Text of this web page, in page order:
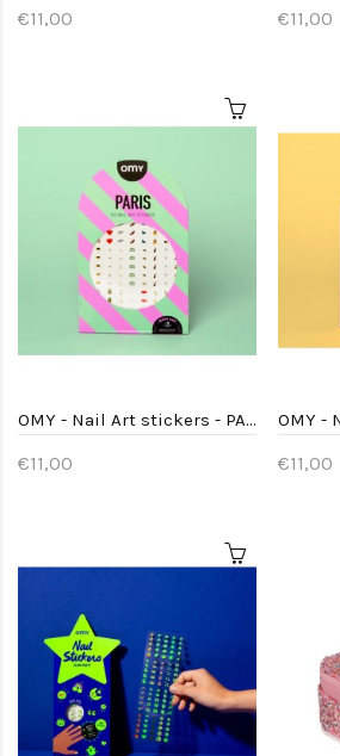
€11,00 €11,00
OMY - Nail Art stickers - PARIS
€11,00 €11,00